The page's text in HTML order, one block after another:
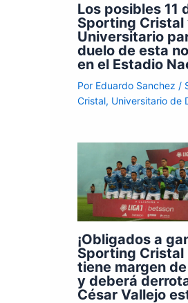
Los posibles 11
Sporting Cristal
Universitario
duelo de esta
en el Estadio
Por Eduardo Sanchez /
Cristal, Universitario de
¡Obligados a
Sporting Cristal
tiene margen
y deberá
César Vallejo